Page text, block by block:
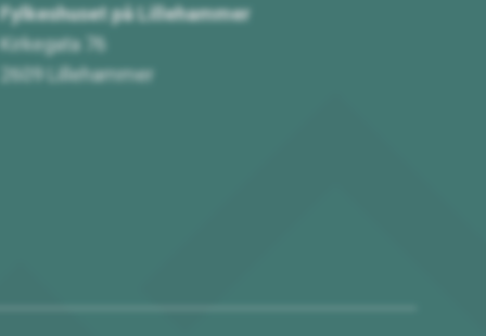
Fylkeshuset på Lillehammer
Kirkegata 76
2609 Lillehammer